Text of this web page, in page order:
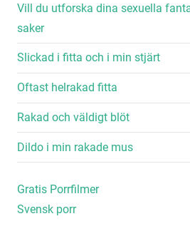
Vill du utforska dina sexuella
saker
Slickad i fitta och i min stjärt
Oftast helrakad fitta
Rakad och väldigt blöt
Dildo i min rakade mus
Gratis Porrfilmer
Svensk porr